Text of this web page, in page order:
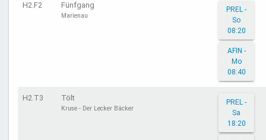
H2.F2 Fünfgang
Marienau
PREL -
So
08:20
AFIN -
Mo
08:40
H2.T3 Tölt
Kruse - Der Lecker Bäcker
PREL -
Sa
18:20